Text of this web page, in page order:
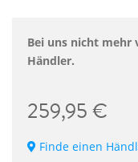
Bei uns nicht mehr
Händler.
259,95 €
Finde einen